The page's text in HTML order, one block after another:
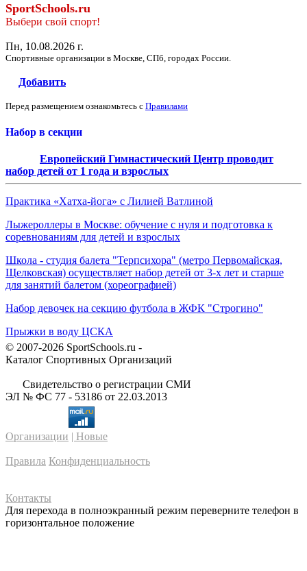
SportSchools.ru
Выбери свой спорт!
Пн, 10.08.2026 г.
Спортивные организации в Москве, СПб, городах России.
Добавить
Перед размещением ознакомьтесь с Правилами
Набор в секции
Европейский Гимнастический Центр проводит
набор детей от 1 года и взрослых
Практика «Хатха-йога» с Лилией Ватлиной
Лыжероллеры в Москве: обучение с нуля и подготовка к
соревнованиям для детей и взрослых
Школа - студия балета "Терпсихора" (метро Первомайская,
Щелковская) осуществляет набор детей от 3-х лет и старше
для занятий балетом (хореографией)
Набор девочек на секцию футбола в ЖФК "Строгино"
Прыжки в воду ЦСКА
© 2007-2026 SportSchools.ru -
Каталог Спортивных Организаций
Свидетельство о регистрации СМИ
ЭЛ № ФС 77 - 53186 от 22.03.2013
Организации | Новые
Правила Конфиденциальность
Контакты
Для перехода в полноэкранный режим переверните телефон в
горизонтальное положение